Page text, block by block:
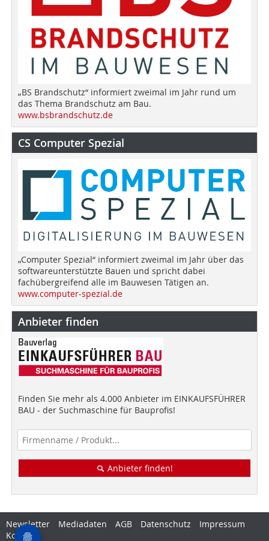
„BS Brandschutz“ informiert zweimal im Jahr rund um
das Thema Brandschutz am Bau.
www.bsbrandschutz.de
CS Computer Spezial
„Computer Spezial“ informiert zweimal im Jahr über das
softwareunterstützte Bauen und spricht dabei
fachübergreifend alle im Bauwesen Tätigen an.
www.computer-spezial.de
Anbieter finden
Finden Sie mehr als 4.000 Anbieter im EINKAUFSFÜHRER
BAU - der Suchmaschine für Bauprofis!
Anbieter finden!
Newsletter Mediadaten AGB Datenschutz
Impressum
Kontakt